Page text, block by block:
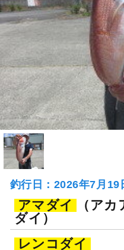
釣行日：2026年7月19
アマダイ
（アカ
ダイ）
レンコダイ